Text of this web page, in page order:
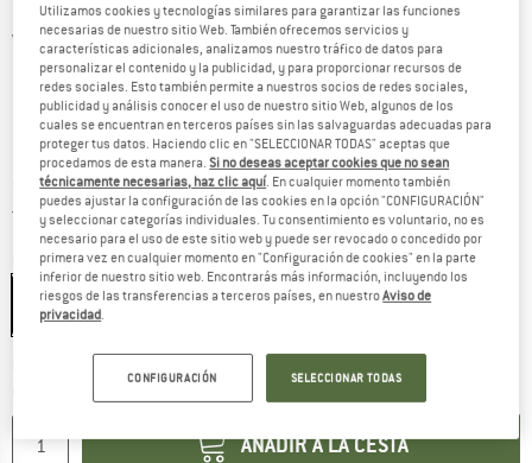
Vistas detalladas
Precio:
89,95€ incl. IVA
Envío gratuito(ES)España. Información sobre los gastos de
Color:Transparent / Grey
Plazo de entrega: 5-7 días laborables
AÑADIR A LA CESTA
Utilizamos cookies y tecnologías similares para garantizar las funciones
necesarias de nuestro sitio Web. También ofrecemos servicios y
características adicionales, analizamos nuestro tráfico de datos para
personalizar el contenido y la publicidad, y para proporcionar recursos de
redes sociales. Esto también permite a nuestros socios de redes sociales,
publicidad y análisis conocer el uso de nuestro sitio Web, algunos de los
cuales se encuentran en terceros países sin las salvaguardas adecuadas para
proteger tus datos. Haciendo clic en "SELECCIONAR TODAS" aceptas que
procedamos de esta manera.Si no deseas aceptar cookies que no sean
técnicamente necesarias, haz clic aquí. En cualquier momento también
puedes ajustar la configuración de las cookies en la opción "CONFIGURACIÓN"
y seleccionar categorías individuales. Tu consentimiento es voluntario, no es
necesario para el uso de este sitio web y puede ser revocado o concedido por
primera vez en cualquier momento en "Configuración de cookies" en la parte
inferior de nuestro sitio web. Encontrarás más información, incluyendo los
riesgos de las transferencias a terceros países, en nuestroAviso de
privacidad
CONFIGURACIÓN SELECCIONAR TODAS